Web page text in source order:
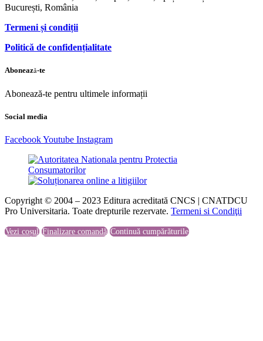
București, România
Termeni și condiții
Politică de confidențialitate
Abonează-te
Abonează-te pentru ultimele informații
Social media
FacebookYoutube Instagram
Copyright © 2004 – 2023 Editura acreditată CNCS | CNATDCU
Pro Universitaria. Toate drepturile rezervate. Termeni si Condiţii
Vezi coșul Finalizare comandă Continuă cumpărăturile